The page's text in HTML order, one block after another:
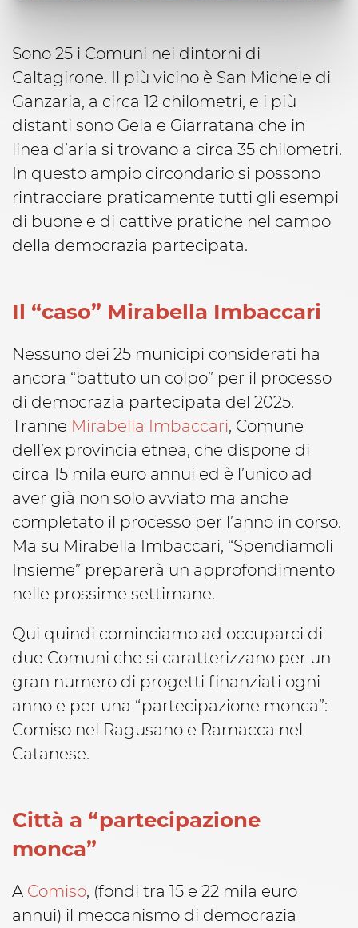
Sono 25 i Comuni nei dintorni di
Caltagirone. Il più vicino è San Michele di
Ganzaria, a circa 12 chilometri, e i più
distanti sono Gela e Giarratana che in
linea d’aria si trovano a circa 35 chilometri.
In questo ampio circondario si possono
rintracciare praticamente tutti gli esempi
di buone e di cattive pratiche nel campo
della democrazia partecipata.
Il “caso” Mirabella Imbaccari
Nessuno dei 25 municipi considerati ha
ancora “battuto un colpo” per il processo
di democrazia partecipata del 2025.
Tranne Mirabella Imbaccari, Comune
dell’ex provincia etnea, che dispone di
circa 15 mila euro annui ed è l’unico ad
aver già non solo avviato ma anche
completato il processo per l’anno in corso.
Ma su Mirabella Imbaccari, “Spendiamoli
Insieme” preparerà un approfondimento
nelle prossime settimane.
Qui quindi cominciamo ad occuparci di
due Comuni che si caratterizzano per un
gran numero di progetti finanziati ogni
anno e per una “partecipazione monca”:
Comiso nel Ragusano e Ramacca nel
Catanese.
Città a “partecipazione
monca”
A Comiso, (fondi tra 15 e 22 mila euro
annui) il meccanismo di democrazia